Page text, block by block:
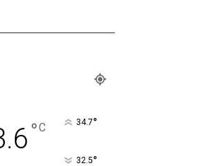
°C 34.7°
32.5°